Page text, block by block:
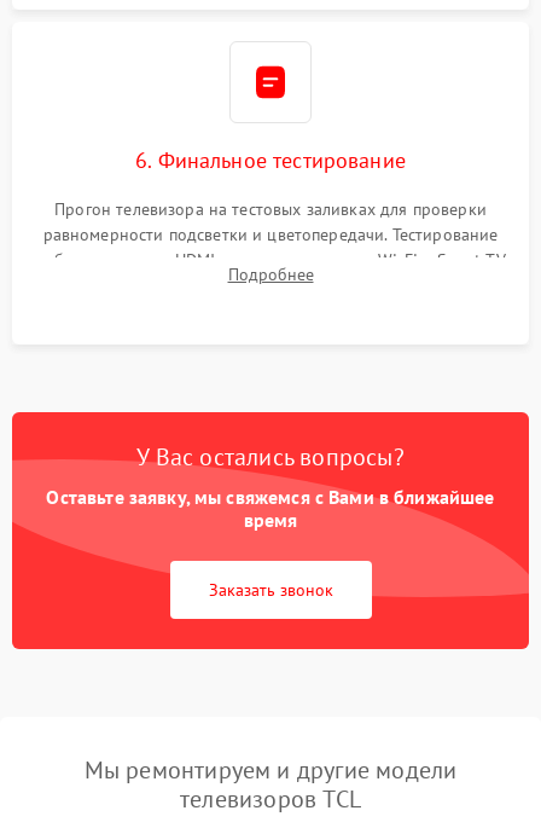
6. Финальное тестирование
Прогон телевизора на тестовых заливках для проверки
равномерности подсветки и цветопередачи. Тестирование
работы разъемов HDMI, динамиков, модуля Wi-Fi и Smart TV
в рабочем режиме в течение нескольких часов.
Подробнее
У Вас остались вопросы?
Оставьте заявку, мы свяжемся с Вами в ближайшее
время
Заказать звонок
Мы ремонтируем и другие модели
телевизоров TCL